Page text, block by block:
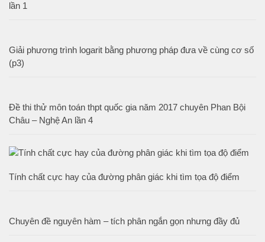
lần 1
Giải phương trình logarit bằng phương pháp đưa về cùng cơ số
(p3)
Đề thi thử môn toán thpt quốc gia năm 2017 chuyên Phan Bội
Châu – Nghệ An lần 4
Tính chất cực hay của đường phân giác khi tìm tọa độ điểm
Chuyên đề nguyên hàm – tích phân ngắn gọn nhưng đầy đủ